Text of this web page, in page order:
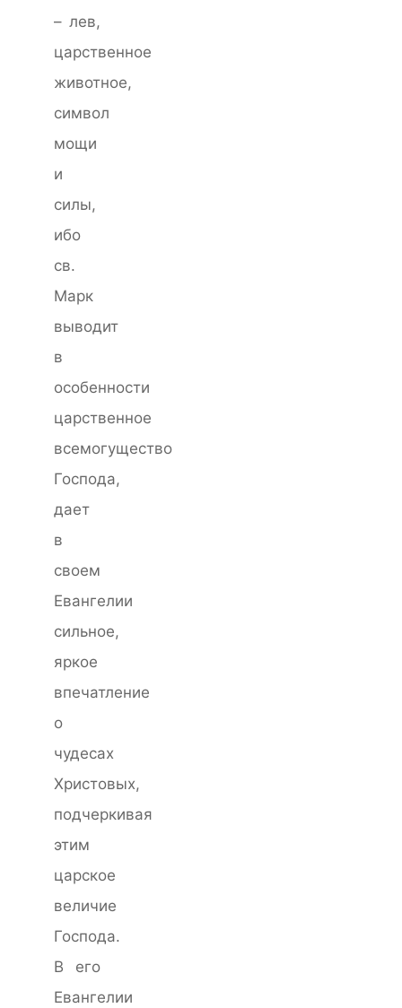
– лев,
царственное
животное,
символ
мощи
и
силы,
ибо
св.
Марк
выводит
в
особенности
царственное
всемогущество
Господа,
дает
в
своем
Евангелии
сильное,
яркое
впечатление
о
чудесах
Христовых,
подчеркивая
этим
царское
величие
Господа.
В его
Евангелии